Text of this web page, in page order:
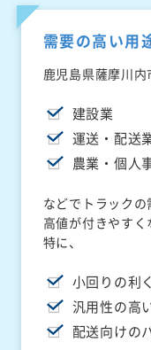
需要の高い用
鹿児島県薩摩川内
建設業
運送・配送
農業・個人
などでトラック
高値が付きやすく
特に、
小回りの利
汎用性の高
配送向けの